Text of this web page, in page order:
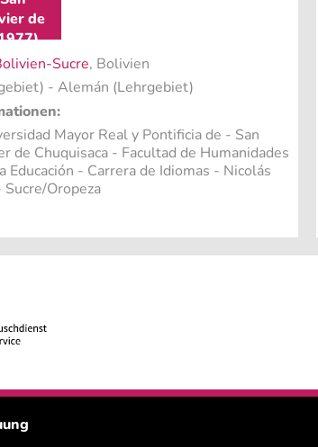
de
Sucre, Bolivien
- Alemán (Lehrgebiet)
Mayor Real y Pontificia de - San
de Chuquisaca - Facultad de Humanidades
Educación - Carrera de Idiomas - Nicolás
Oropeza